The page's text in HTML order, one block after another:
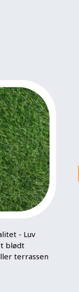
- Luv
blødt
terrassen